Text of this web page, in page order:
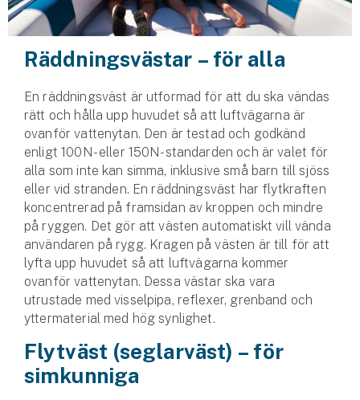
Båtförsäkring
Djur
Hundförsäkring
Jakthundsförsäkring
Kattförsäkring
Djurförsäkring
Hem & hus
Hemförsäkring
Räddningsvästar – för alla
En räddningsväst är utformad för att du ska vändas
rätt och hålla upp huvudet så att luftvägarna är
ovanför vattenytan. Den är testad och godkänd
enligt 100N- eller 150N-standarden och är valet för
alla som inte kan simma, inklusive små barn till sjöss
eller vid stranden. En räddningsväst har flytkraften
koncentrerad på framsidan av kroppen och mindre
på ryggen. Det gör att västen automatiskt vill vända
användaren på rygg. Kragen på västen är till för att
lyfta upp huvudet så att luftvägarna kommer
ovanför vattenytan. Dessa västar ska vara
utrustade med visselpipa, reflexer, grenband och
yttermaterial med hög synlighet.
Flytväst (seglarväst) – för
simkunniga